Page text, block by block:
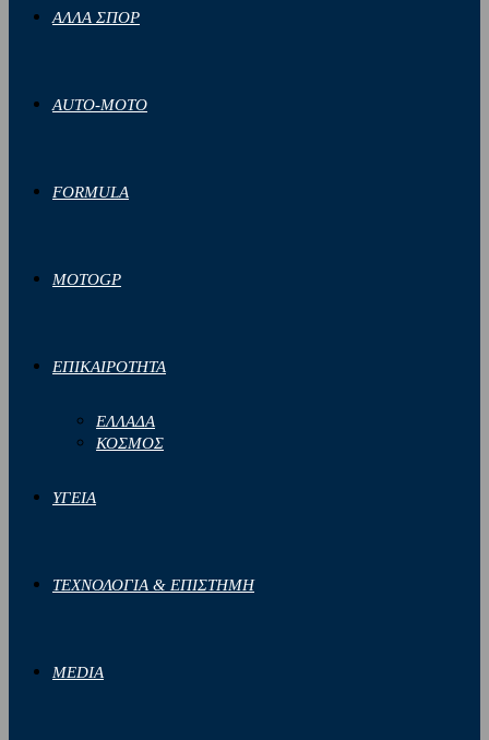
ΑΛΛΑ ΣΠΟΡ
AUTO-MOTO
FORMULA
MOTOGP
ΕΠΙΚΑΙΡΟΤΗΤΑ
ΕΛΛΑΔΑ
ΚΟΣΜΟΣ
ΥΓΕΙΑ
ΤΕΧΝΟΛΟΓΙΑ & ΕΠΙΣΤΗΜΗ
MEDIA